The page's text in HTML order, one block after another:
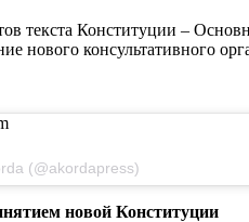
текста Конституции –
нового консультативного
(@akordapress)
новой Конституции